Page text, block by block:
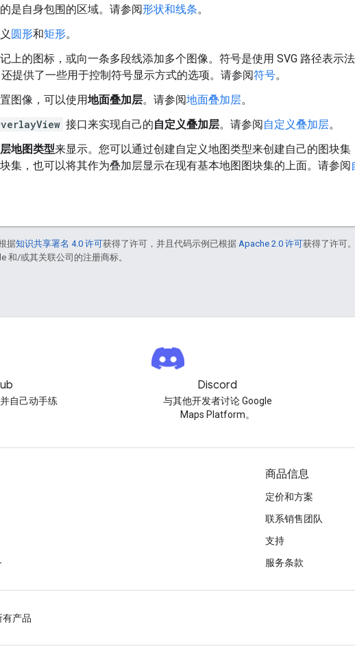
是自身包围的区域。请参阅形状和线条。
圆形和矩形。
上的图标，或向一条多段线添加多个图像。符号是使用 SVG 路径表示
提供了一些用于控制符号显示方式的选项。请参阅符号。
图像，可以使用地面叠加层。请参阅地面叠加层。
接口来实现自己的自定义叠加层。请参阅自定义叠加层。
地图类型来显示。您可以通过创建自定义地图类型来创建自己的图块集
集，也可以将其作为叠加层显示在现有基本地图图块集的上面。请参阅
据知识共享署名 4.0 许可获得了许可，并且代码示例已根据 Apache 2.0 许可获得了许可
和/或其关联公司的注册商标。
自己动手练
Discord
与其他开发者讨论 Google
Maps Platform。
商品信息
定价和方案
联系销售团队
支持
服务条款
有产品